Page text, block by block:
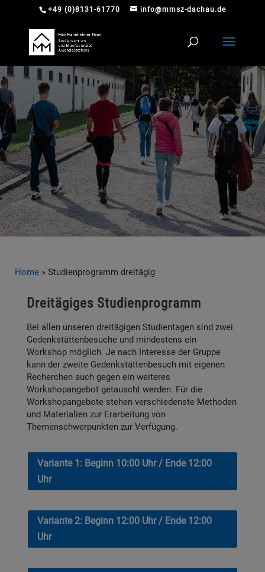
+49 (0)8131-61770 info@mmsz-dachau.de
Home » Studienprogramm dreitägig
Dreitägiges Studienprogramm
Bei allen unseren dreitägigen Studientagen sind zwei
Gedenkstättenbesuche und mindestens ein
Workshop möglich. Je nach Interesse der Gruppe
kann der zweite Gedenkstättenbesuch mit eigenen
Recherchen auch gegen ein weiteres
Workshopangebot getauscht werden. Für die
Workshopangebote stehen verschiedenste Methoden
und Materialien zur Erarbeitung von
Themenschwerpunkten zur Verfügung.
Variante 1: Beginn 10:00 Uhr / Ende 12:00
Uhr
Variante 2: Beginn 12:00 Uhr / Ende 12:00
Uhr